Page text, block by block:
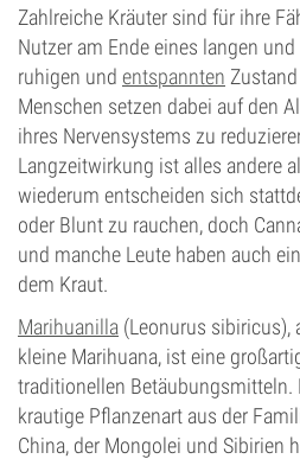
Zahlreiche Kräuter sind für ihre
Nutzer am Ende eines langen
ruhigen und entspannten
Menschen setzen dabei auf den
ihres Nervensystems zu
Langzeitwirkung ist alles andere
wiederum entscheiden sich
oder Blunt zu rauchen, doch
und manche Leute haben auch
dem Kraut.
Marihuanilla (Leonurus sibiricus),
kleine Marihuana, ist eine
traditionellen Betäubungsmitteln.
krautige Pflanzenart aus der
China, der Mongolei und Sibirien